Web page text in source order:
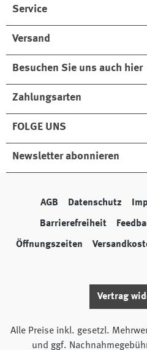
Service
Versand
Besuchen Sie uns auch hier
Zahlungsarten
FOLGE UNS
Newsletter abonnieren
AGB Datenschutz
Barrierefreiheit
Öffnungszeiten
Vertrag
Alle Preise inkl. gesetzl.
und ggf.